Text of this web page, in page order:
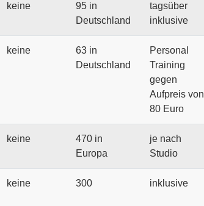
keine
95 in
Deutschland
tagsüber
inklusive
keine
63 in
Deutschland
Personal
Training
gegen
Aufpreis von
80 Euro
keine
470 in
Europa
je nach
Studio
keine 300 inklusive